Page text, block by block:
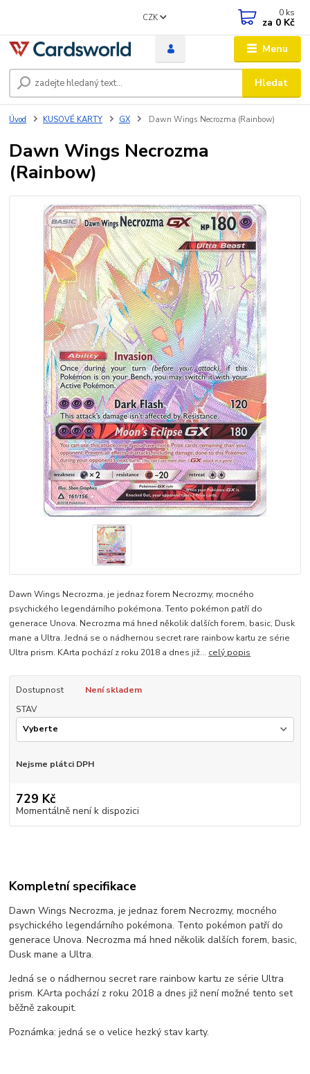
Menu
CZK
Hledat
0 ks
za 0 Kč
Úvod KUSOVÉ KARTY GX Dawn Wings Necrozma (Rainbow)
Dawn Wings Necrozma
(Rainbow)
Dawn Wings Necrozma, je jednaz forem Necrozmy, mocného
psychického legendárního pokémona. Tento pokémon patří do
generace Unova. Necrozma má hned několik dalších forem, basic, Dusk
mane a Ultra. Jedná se o nádhernou secret rare rainbow kartu ze série
Ultra prism. KArta pochází z roku 2018 a dnes již... celý popis
Dostupnost
Není skladem
STAV
Nejsme plátci DPH
729 Kč
Momentálně není k dispozici
Kompletní specifikace
Dawn Wings Necrozma, je jednaz forem Necrozmy, mocného
psychického legendárního pokémona. Tento pokémon patří do
generace Unova. Necrozma má hned několik dalších forem, basic,
Dusk mane a Ultra.
Jedná se o nádhernou secret rare rainbow kartu ze série Ultra
prism. KArta pochází z roku 2018 a dnes již není možné tento set
běžně zakoupit.
Poznámka: jedná se o velice hezký stav karty.